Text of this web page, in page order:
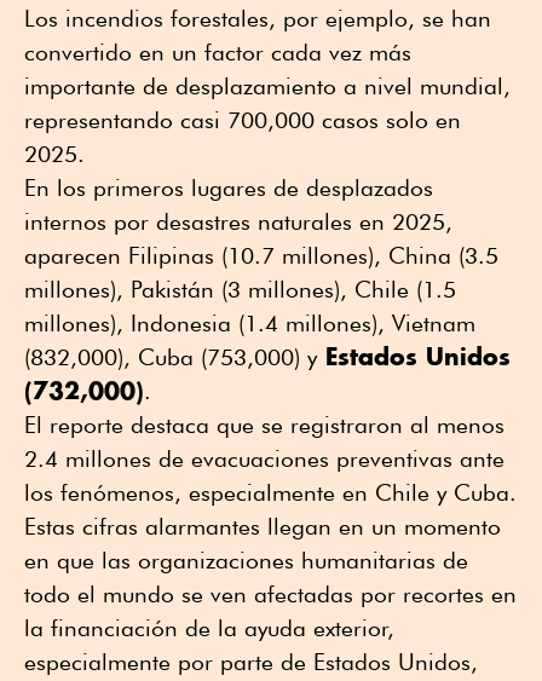
Los incendios forestales, por ejemplo, se han
convertido en un factor cada vez más
importante de desplazamiento a nivel mundial,
representando casi 700,000 casos solo en
2025.
En los primeros lugares de desplazados
internos por desastres naturales en 2025,
aparecen Filipinas (10.7 millones), China (3.5
millones), Pakistán (3 millones), Chile (1.5
millones), Indonesia (1.4 millones), Vietnam
(832,000), Cuba (753,000) yEstados Unidos
(732,000).
El reporte destaca que se registraron al menos
2.4 millones de evacuaciones preventivas ante
los fenómenos, especialmente en Chile y Cuba.
Estas cifras alarmantes llegan en un momento
en que las organizaciones humanitarias de
todo el mundo se ven afectadas por recortes en
la financiación de la ayuda exterior,
especialmente por parte de Estados Unidos,